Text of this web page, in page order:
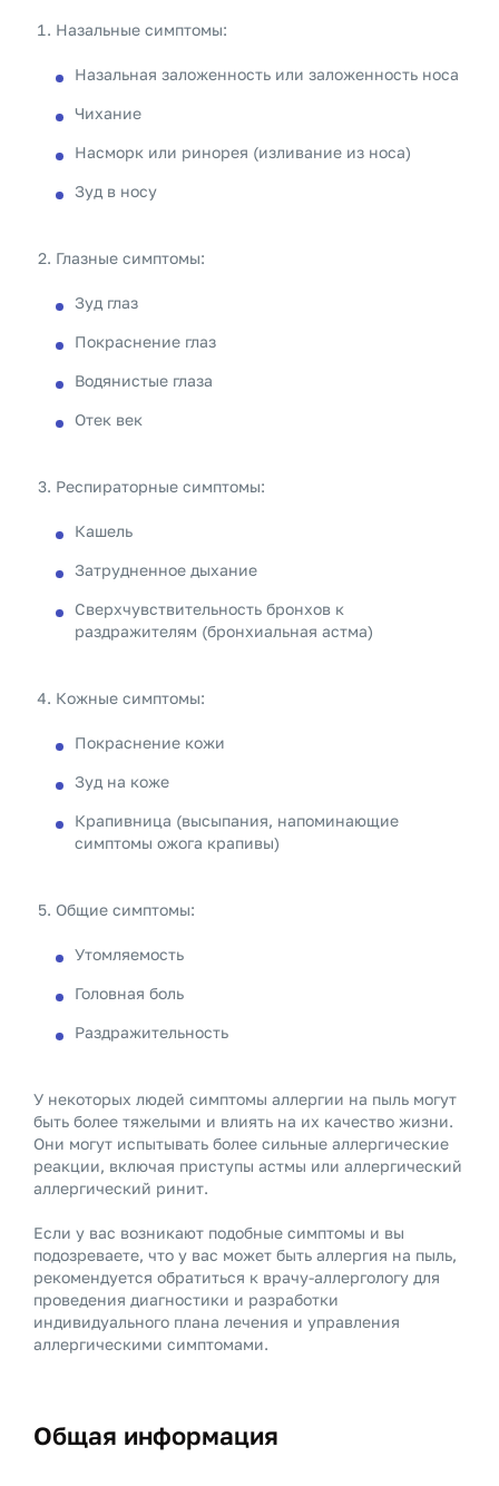
Назальные симптомы:
Назальная заложенность или заложенность носа
Чихание
Насморк или ринорея (изливание из носа)
Зуд в носу
Глазные симптомы:
Зуд глаз
Покраснение глаз
Водянистые глаза
Отек век
Респираторные симптомы:
Кашель
Затрудненное дыхание
Сверхчувствительность бронхов к
раздражителям (бронхиальная астма)
Кожные симптомы:
Покраснение кожи
Зуд на коже
Крапивница (высыпания, напоминающие
симптомы ожога крапивы)
Общие симптомы:
Утомляемость
Головная боль
Раздражительность
У некоторых людей симптомы аллергии на пыль могут
быть более тяжелыми и влиять на их качество жизни.
Они могут испытывать более сильные аллергические
реакции, включая приступы астмы или аллергический
аллергический ринит.
Если у вас возникают подобные симптомы и вы
подозреваете, что у вас может быть аллергия на пыль,
рекомендуется обратиться к врачу-аллергологу для
проведения диагностики и разработки
индивидуального плана лечения и управления
аллергическими симптомами.
Общая информация